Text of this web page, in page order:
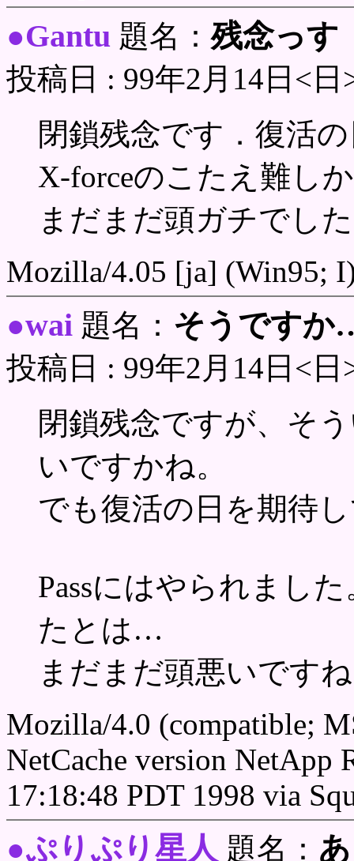
●Gantu 題名：残念っす
投稿日 : 99年2月14日<日
閉鎖残念です．復活
X-forceのこたえ難し
まだまだ頭ガチでし
Mozilla/4.05 [ja] (Win95;
●wai 題名： そうです
投稿日 : 99年2月14日<日
閉鎖残念ですが、そ
いですかね。
でも復活の日を期待
Passにはやられまし
たとは…
まだまだ頭悪いです
Mozilla/4.0 (compatible;
NetCache version NetApp
17:18:48 PDT 1998 via
●ぷりぷり星人 題名：